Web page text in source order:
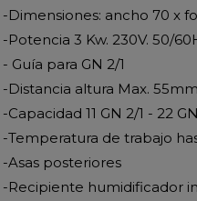
-Dimensiones: ancho 70 x
-Potencia 3 Kw. 230V. 50/
- Guía para GN 2/1
-Distancia altura Max.
-Capacidad 11 GN 2/1 - 22 GN
-Temperatura de trabajo
-Asas posteriores
-Recipiente humidificador